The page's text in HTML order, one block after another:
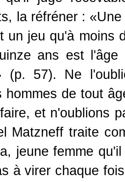
la réfréner :
un jeu qu'à moins
ans est
(p. 57). Ne
hommes de tout
et n'oublions
Matzneff traite
jeune femme
à virer chaque